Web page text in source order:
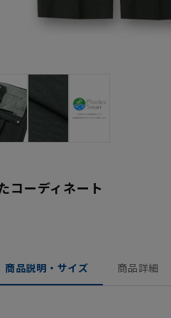
コーディネート
商品説明・サイズ 商品詳細